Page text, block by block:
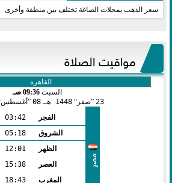
سعر الذهب بمحلات الصاغة تختلف بين منطقة وأخرى
مواقيت الصلاة
السبت 09:36 صـ
23 صفر 1448 هـ 08 أغسطس
مصر
الفجر
03:42
الشروق
05:18
الظهر
12:01
العصر
15:38
المغرب
18:43